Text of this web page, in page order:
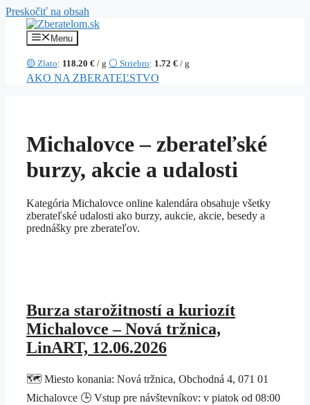
Preskočiť na obsah
Menu
🟡 Zlato: 118.20 € / g ⚪ Striebro: 1.72 € / g
AKO NA ZBERATEĽSTVO
Michalovce – zberateľské
burzy, akcie a udalosti
Kategória Michalovce online kalendára obsahuje všetky
zberateľské udalosti ako burzy, aukcie, akcie, besedy a
prednášky pre zberateľov.
Burza starožitností a kuriozít
Michalovce – Nová tržnica,
LinART, 12.06.2026
🗺️ Miesto konania: Nová tržnica, Obchodná 4, 071 01
Michalovce 🕒 Vstup pre návštevníkov: v piatok od 08:00